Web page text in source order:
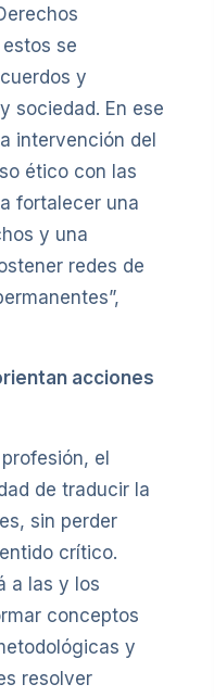
se
y
sociedad. En ese
intervención del
ético con las
fortalecer una
y una
redes de
acciones
el
de traducir la
sin perder
crítico.
a las y los
conceptos
y
resolver